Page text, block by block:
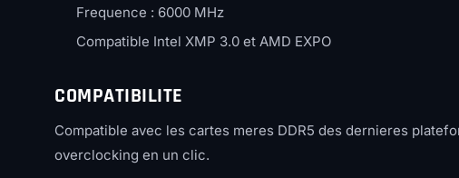
Frequence : 6000 MHz
Compatible Intel XMP 3.0 et AMD EXPO
COMPATIBILITE
Compatible avec les cartes meres DDR5 des dernieres
overclocking en un clic.